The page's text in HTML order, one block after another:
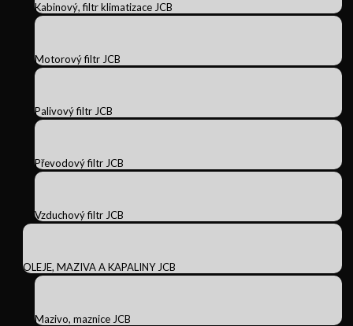
Kabinový, filtr klimatizace JCB
Motorový filtr JCB
Palivový filtr JCB
Převodový filtr JCB
Vzduchový filtr JCB
OLEJE, MAZIVA A KAPALINY JCB
Mazivo, maznice JCB